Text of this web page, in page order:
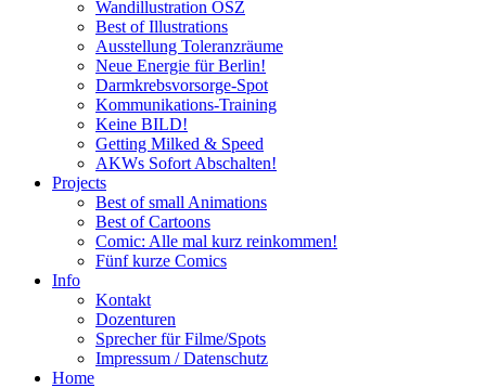
Wandillustration OSZ
Best of Illustrations
Ausstellung Toleranzräume
Neue Energie für Berlin!
Darmkrebsvorsorge-Spot
Kommunikations-Training
Keine BILD!
Getting Milked & Speed
AKWs Sofort Abschalten!
Projects
Best of small Animations
Best of Cartoons
Comic: Alle mal kurz reinkommen!
Fünf kurze Comics
Info
Kontakt
Dozenturen
Sprecher für Filme/Spots
Impressum / Datenschutz
Home